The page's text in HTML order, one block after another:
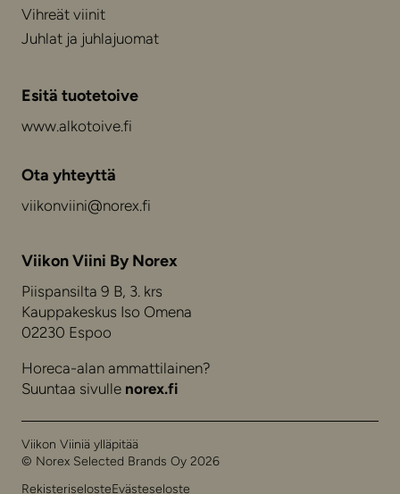
Vihreät viinit
Juhlat ja juhlajuomat
Esitä tuotetoive
www.alkotoive.fi
Ota yhteyttä
viikonviini@norex.fi
Viikon Viini By Norex
Piispansilta 9 B, 3. krs
Kauppakeskus Iso Omena
02230 Espoo
Horeca-alan ammattilainen?
Suuntaa sivulle norex.fi
Viikon Viiniä ylläpitää
© Norex Selected Brands Oy 2026
RekisteriselosteEvästeseloste